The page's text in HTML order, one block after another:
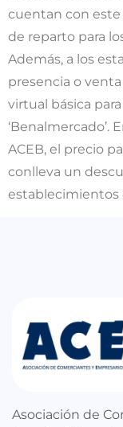
cuentan con este
de reparto para
Además, a los
presencia o
virtual básica
‘Benalmercado’.
ACEB, el precio
conlleva un
establecimientos
Asociación de